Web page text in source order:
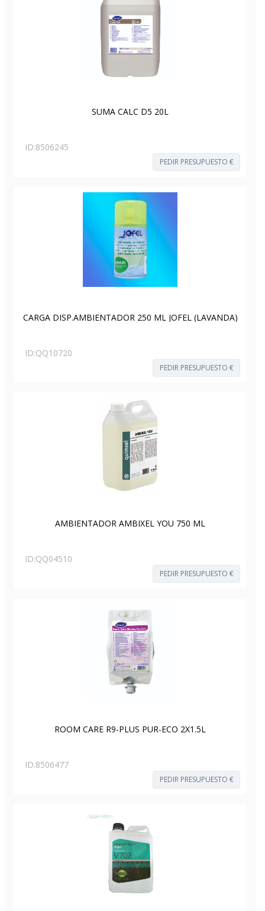
SUMA CALC D5 20L
ID:8506245
PEDIR PRESUPUESTO €
CARGA DISP.AMBIENTADOR 250 ML JOFEL (LAVANDA)
ID:QQ10720
PEDIR PRESUPUESTO €
AMBIENTADOR AMBIXEL YOU 750 ML
ID:QQ04510
PEDIR PRESUPUESTO €
ROOM CARE R9-PLUS PUR-ECO 2X1.5L
ID:8506477
PEDIR PRESUPUESTO €